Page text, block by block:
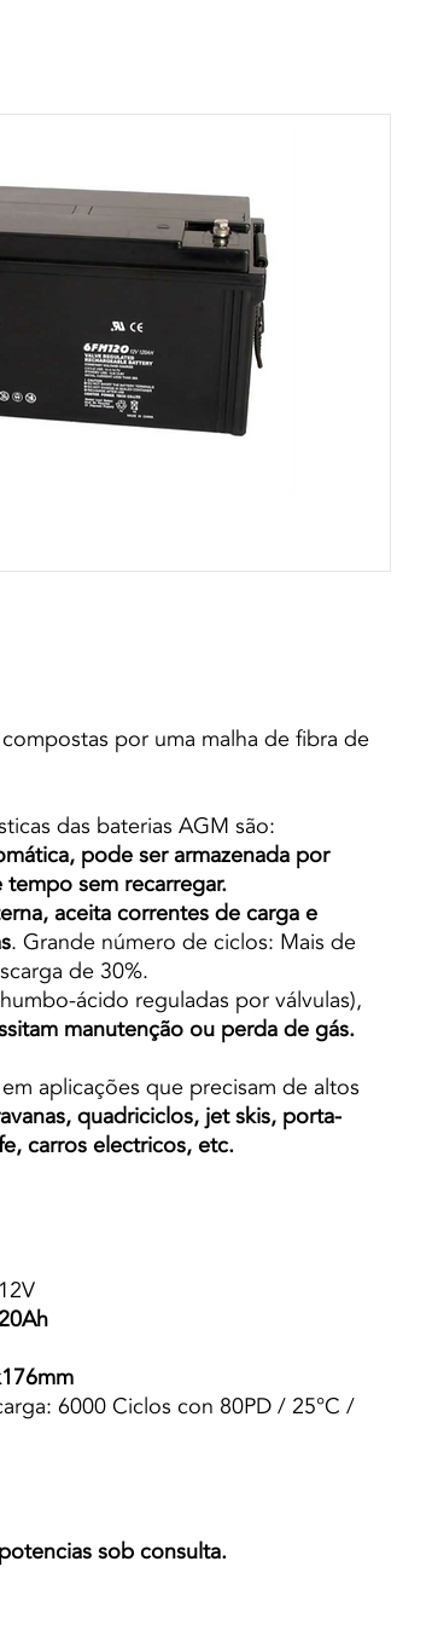
por uma malha de fibra de
das baterias AGM são:
pode ser armazenada por
sem recarregar.
aceita correntes de carga e
. Grande número de ciclos: Mais de
de 30%.
ácido reguladas por válvulas),
manutenção ou perda de gás.
aplicações que precisam de altos
quadriciclos, jet skis, porta-
carros electricos, etc.
12V
6000 Ciclos con 80PD / 25°C /
sob consulta.